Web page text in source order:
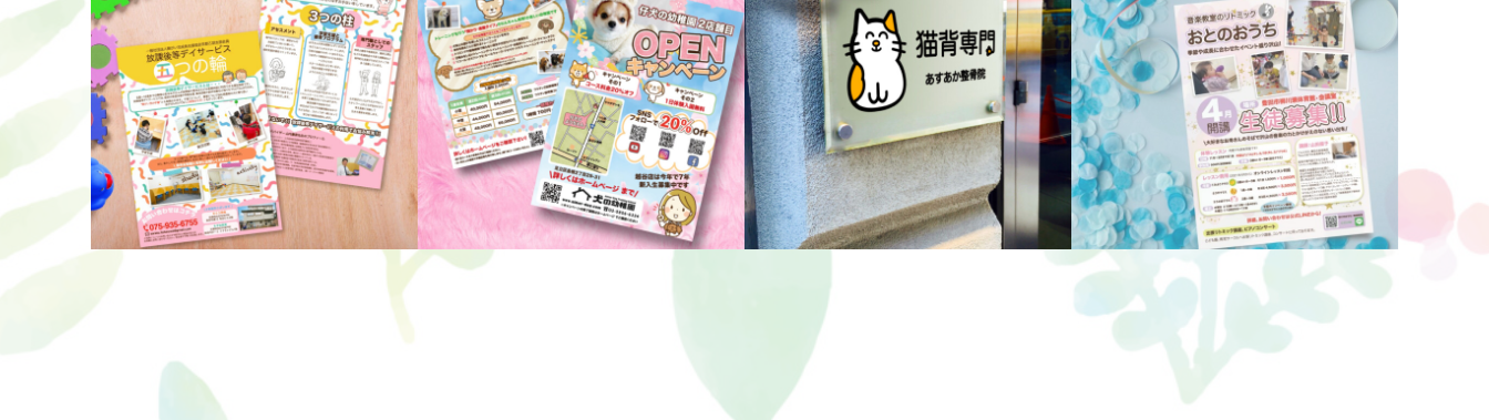
リトミック教室チラシ